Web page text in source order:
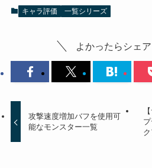
キャラ評価 一覧シリーズ
よかったらシェア
攻撃速度増加バフを使用可
能なモンスター一覧